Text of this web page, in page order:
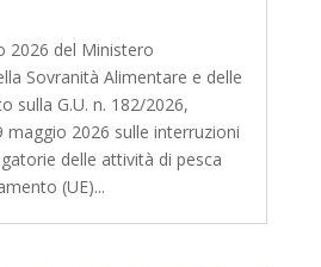
2026 del Ministero
Sovranità Alimentare e delle
sulla G.U. n. 182/2026,
maggio 2026 sulle interruzioni
delle attività di pesca
(UE)...